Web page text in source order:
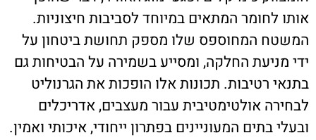
אותו לחומר המתאים במיוחד לסביבות חיצוניות.
המשטח המחוספס שלו מספק תחושת ביטחון על
ידי מניעת החלקה, ומסייע בשמירה על הבטיחות גם
בתנאי רטיבות. תכונות אלו הופכות את הגרנוליט
לבחירה אולטימטיבית עבור מעצבים, אדריכלים
ובעלי בתים המעוניינים בפתרון ייחודי, איכותי ואמין.